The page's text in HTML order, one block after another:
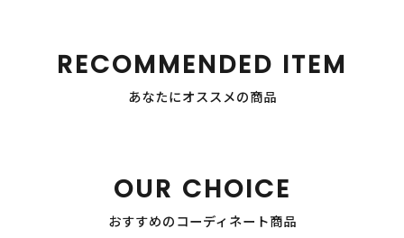
RECOMMENDED ITEM
あなたにオススメの商品
OUR CHOICE
おすすめのコーディネート商品